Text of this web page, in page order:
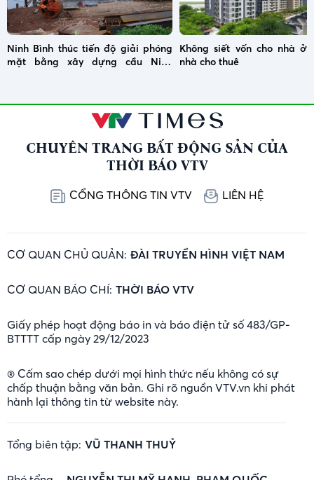
Ninh Bình thúc tiến độ giải phóng
mặt bằng xây dựng cầu Ninh
Không siết vốn cho nhà ở
nhà cho thuê
CHUYÊN TRANG BẤT ĐỘNG SẢN CỦA
THỜI BÁO VTV
CỔNG THÔNG TIN VTV LIÊN HỆ
CƠ QUAN CHỦ QUẢN: ĐÀI TRUYỀN HÌNH VIỆT NAM
CƠ QUAN BÁO CHÍ: THỜI BÁO VTV
Giấy phép hoạt động báo in và báo điện tử số 483/GP-
BTTTT cấp ngày 29/12/2023
® Cấm sao chép dưới mọi hình thức nếu không có sự
chấp thuận bằng văn bản. Ghi rõ nguồn VTV.vn khi phát
hành lại thông tin từ website này.
Tổng biên tập: VŨ THANH THUỶ